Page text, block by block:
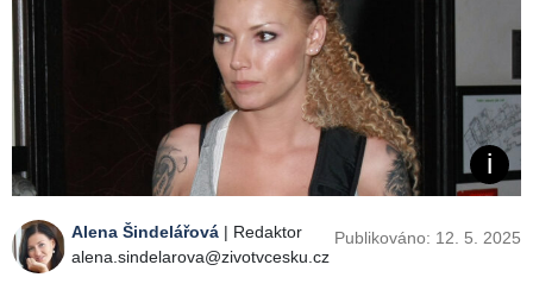
Alena Šindelářová | Redaktor
alena.sindelarova@zivotvcesku.cz
Publikováno: 12. 5. 2025